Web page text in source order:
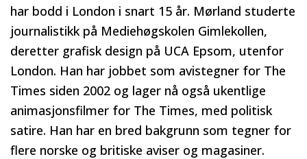
har bodd i London i snart 15 år. Mørland studerte
journalistikk på Mediehøgskolen Gimlekollen,
deretter grafisk design på UCA Epsom, utenfor
London. Han har jobbet som avistegner for The
Times siden 2002 og lager nå også ukentlige
animasjonsfilmer for The Times, med politisk
satire. Han har en bred bakgrunn som tegner for
flere norske og britiske aviser og magasiner.